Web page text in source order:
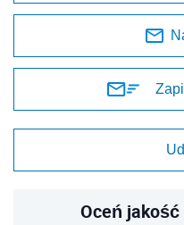
Oceń jakość